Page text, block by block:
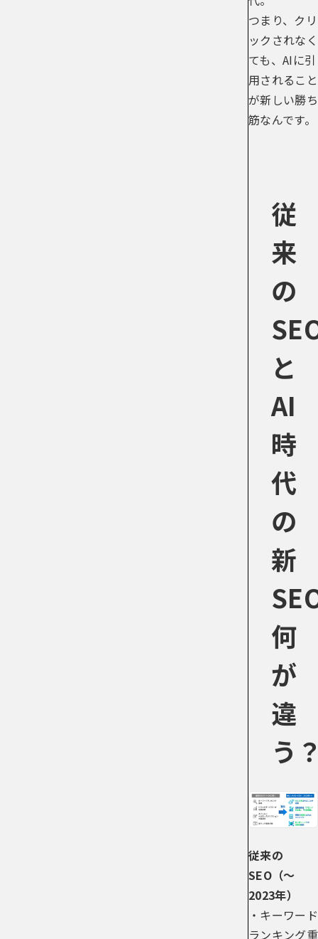
つまり、クリ
ックされなく
ても、AIに引
用されること
が新しい勝ち
筋なんです。
従
来
の
と
AI
時
代
の
新
何
が
違
う
従来の
SEO（〜
2023年）
・キーワード
ランキング重